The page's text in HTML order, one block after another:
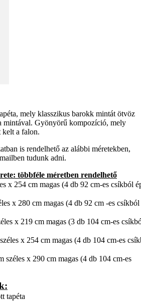
mely klasszikus barokk mintát ötvöz
mintával. Gyönyörű kompozíció, mely
kelt a falon.
is rendelhető az alábbi méretekben,
tudunk adni.
többféle méretben rendelhető
x 254 cm magas (4 db 92 cm-es csíkból
x 280 cm magas (4 db 92 cm -es csíkból
x 219 cm magas (3 db 104 cm-es
x 254 cm magas (4 db 104 cm-es
x 290 cm magas (4 db 104 cm-es
tapéta